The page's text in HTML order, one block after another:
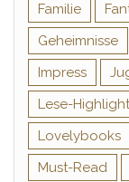
Familie
Geheimnisse
Impress
Lese-
Lovelybooks
Must-Read